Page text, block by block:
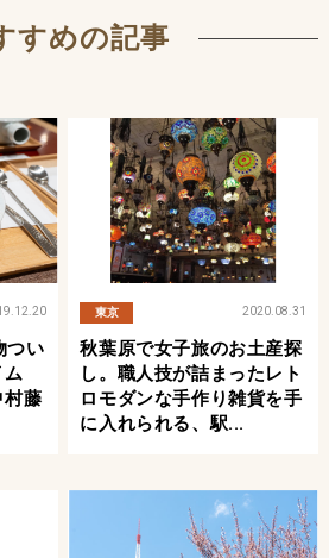
すめの記事
つい
ム
村藤
東京 2020.08.31
秋葉原で女子旅のお土産探
し。職人技が詰まったレト
ロモダンな手作り雑貨を手
に入れられる、駅...